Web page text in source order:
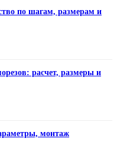
по шагам, размерам и
расчет, размеры и
монтаж